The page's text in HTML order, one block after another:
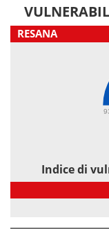
RESANA
Indice di